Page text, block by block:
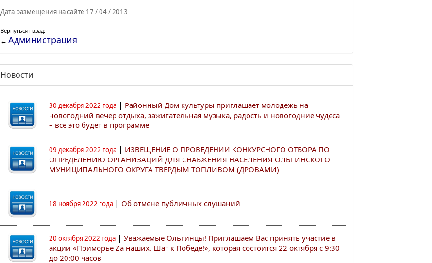
Дата размещения на сайте 17 / 04 / 2013
Вернуться назад:
← Администрация
Новости
30 декабря 2022 года | Районный Дом культуры приглашает молодежь на
новогодний вечер отдыха, зажигательная музыка, радость и новогодние чудеса
– все это будет в программе
09 декабря 2022 года | ИЗВЕЩЕНИЕ О ПРОВЕДЕНИИ КОНКУРСНОГО ОТБОРА ПО
ОПРЕДЕЛЕНИЮ ОРГАНИЗАЦИЙ ДЛЯ СНАБЖЕНИЯ НАСЕЛЕНИЯ ОЛЬГИНСКОГО
МУНИЦИПАЛЬНОГО ОКРУГА ТВЕРДЫМ ТОПЛИВОМ (ДРОВАМИ)
18 ноября 2022 года | Об отмене публичных слушаний
20 октября 2022 года | Уважаемые Ольгинцы! Приглашаем Вас принять участие в
акции «Приморье Zа наших. Шаг к Победе!», которая состоится 22 октября с 9:30
до 20:00 часов